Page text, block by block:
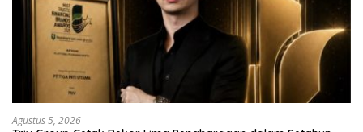
Agustus 5, 2026